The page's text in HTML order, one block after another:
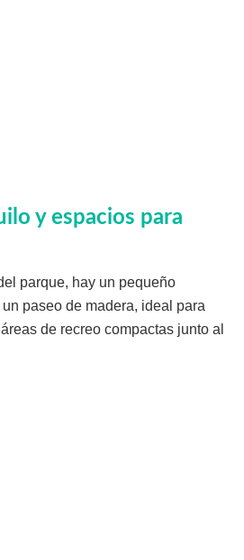
y espacios para
parque, hay un pequeño
paseo de madera, ideal para
de recreo compactas junto al